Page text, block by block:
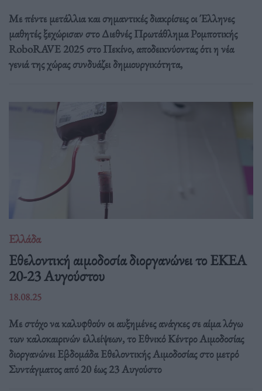
Με πέντε μετάλλια και σημαντικές διακρίσεις οι Έλληνες
μαθητές ξεχώρισαν στο Διεθνές Πρωτάθλημα Ρομποτικής
RoboRAVE 2025 στο Πεκίνο, αποδεικνύοντας ότι η νέα
γενιά της χώρας συνδυάζει δημιουργικότητα,
Ελλάδα
Eθελοντική αιμοδοσία διοργανώνει το ΕΚΕΑ
20-23 Αυγούστου
18.08.25
Με στόχο να καλυφθούν οι αυξημένες ανάγκες σε αίμα λόγω
των καλοκαιρινών ελλείψεων, το Εθνικό Κέντρο Αιμοδοσίας
διοργανώνει Εβδομάδα Εθελοντικής Αιμοδοσίας στο μετρό
Συντάγματος από 20 έως 23 Αυγούστο